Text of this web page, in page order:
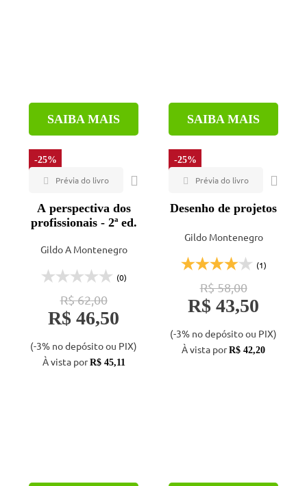
SAIBA MAIS SAIBA MAIS
-25%
A perspectiva dos
profissionais - 2ª ed.
Gildo A Montenegro
(0)
R$ 62,00
R$ 46,50
(-3% no depósito ou PIX)
À vista porR$ 45,11
-25%
Desenho de projetos
Gildo Montenegro
(1)
R$ 58,00
R$ 43,50
(-3% no depósito ou PIX)
À vista porR$ 42,20